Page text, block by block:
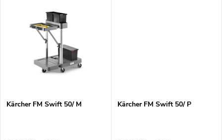
Kärcher FM Swift 50/ M Kärcher FM Swift 50/ P